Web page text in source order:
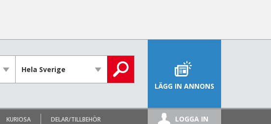
LÄGG IN ANNONS
LOGGA IN
KURIOSA DELAR/TILLBEHÖR